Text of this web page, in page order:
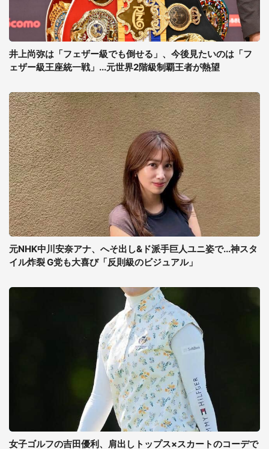
井上尚弥は「フェザー級でも倒せる」、今後見たいのは「フ
ェザー級王座統一戦」...元世界2階級制覇王者が熱望
元NHK中川安奈アナ、へそ出し&ド派手巨人ユニ姿で...神スタ
イル炸裂 G党も大喜び「反則級のビジュアル」
女子ゴルフの吉田優利、肩出しトップス×スカートのコーデで